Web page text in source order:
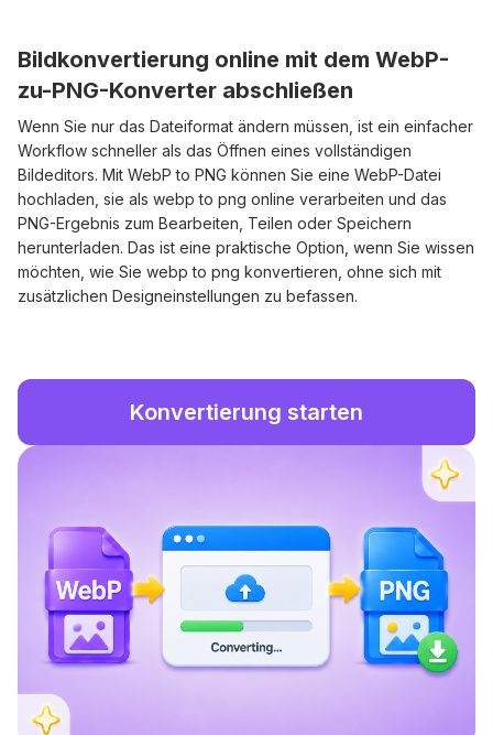
Bildkonvertierung online mit dem WebP-
zu-PNG-Konverter abschließen
Wenn Sie nur das Dateiformat ändern müssen, ist ein einfacher
Workflow schneller als das Öffnen eines vollständigen
Bildeditors. Mit WebP to PNG können Sie eine WebP-Datei
hochladen, sie als webp to png online verarbeiten und das
PNG-Ergebnis zum Bearbeiten, Teilen oder Speichern
herunterladen. Das ist eine praktische Option, wenn Sie wissen
möchten, wie Sie webp to png konvertieren, ohne sich mit
zusätzlichen Designeinstellungen zu befassen.
Konvertierung starten